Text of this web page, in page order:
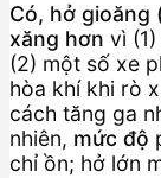
Có, hở gioăng
xăng hơn vì
(2) một số xe
hòa khí khi rò
cách tăng ga
nhiên, mức độ
chỉ ồn; hở lớn